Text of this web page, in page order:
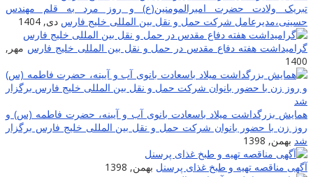
تبریک ولادت حضرت امیرالمومنین(ع) و روز مرد به قلم مهندس
حسینی،مدیرعامل شرکت حمل و نقل بین المللی خلیج فارس دی, 1404
گرامیداشت هفته دفاع مقدس در حمل و نقل بین المللی خلیج فارس مهر,
1400
همایش بزرگداشت میلاد باسعادت بانوی آب و آیینه، حضرت فاطمه (س) و
روز زن با حضور بانوان شرکت حمل و نقل بین المللی خلیج فارس برگزار
شد بهمن, 1398
آگهی مناقصه تهیه و طبخ غذای پرسنل بهمن, 1398